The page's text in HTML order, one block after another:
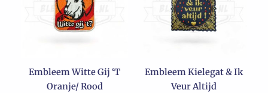
Embleem Witte Gij ‘T
Oranje/ Rood
Embleem Kielegat & Ik
Veur Altijd